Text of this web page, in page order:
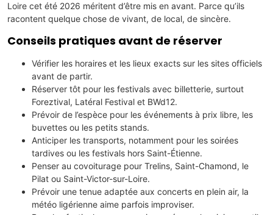
Loire cet été 2026 méritent d’être mis en avant. Parce qu’ils
racontent quelque chose de vivant, de local, de sincère.
Conseils pratiques avant de réserver
Vérifier les horaires et les lieux exacts sur les sites officiels
avant de partir.
Réserver tôt pour les festivals avec billetterie, surtout
Foreztival, Latéral Festival et BWd12.
Prévoir de l’espèce pour les événements à prix libre, les
buvettes ou les petits stands.
Anticiper les transports, notamment pour les soirées
tardives ou les festivals hors Saint-Étienne.
Penser au covoiturage pour Trelins, Saint-Chamond, le
Pilat ou Saint-Victor-sur-Loire.
Prévoir une tenue adaptée aux concerts en plein air, la
météo ligérienne aime parfois improviser.